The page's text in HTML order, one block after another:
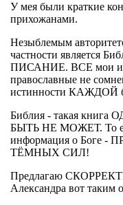
У мея были краткие
прихожанами.
Незыблемым
частности является
ПИСАНИЕ. ВСЕ мои
православные не
истинности КАЖДОЙ
Библия - такая книга
БЫТЬ НЕ МОЖЕТ. То
информация о Боге
ТЁМНЫХ СИЛ!
Предлагаю
Александра вот таким